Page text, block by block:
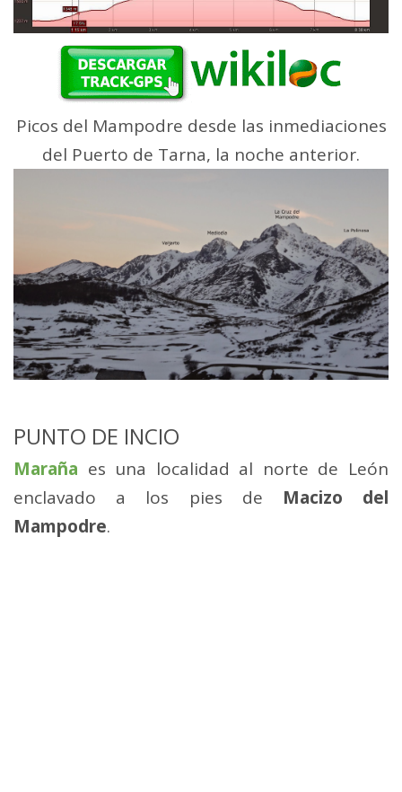
Picos del Mampodre desde las inmediaciones
del Puerto de Tarna, la noche anterior.
PUNTO DE INCIO
Maraña es una localidad al norte de León
enclavado a los pies de Macizo del
Mampodre.